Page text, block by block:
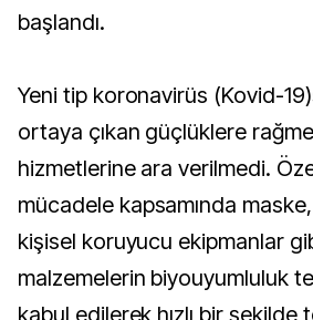
başlandı.
Yeni tip koronavirüs (Kovid-
ortaya çıkan güçlüklere
hizmetlerine ara verilmedi.
mücadele kapsamında
kişisel koruyucu ekipmanlar
malzemelerin biyouyumluluk
kabul edilerek hızlı bir şekilde